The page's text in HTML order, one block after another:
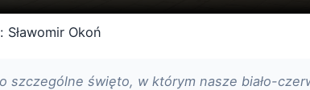
Okoń
szczególne święto, w którym nasze biało-